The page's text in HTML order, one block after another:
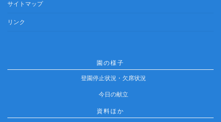
サイトマップ
リンク
園の様子
登園停止状況・欠席状況
今日の献立
資料ほか